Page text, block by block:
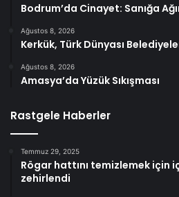
Bodrum’da Cinayet: Sanığa
Ağustos 8, 2026
Kerkük, Türk Dünyası
Ağustos 8, 2026
Amasya’da Yüzük Sıkışması
Rastgele Haberler
Temmuz 29, 2025
Rögar hattını temizlemek için
zehirlendi